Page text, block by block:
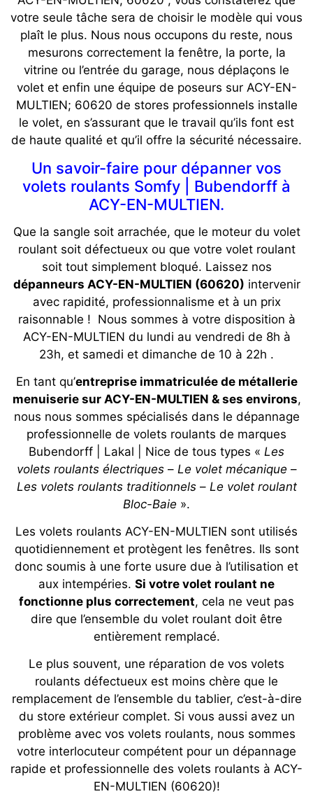
votre seule tâche sera de choisir le modèle qui vous
plaît le plus. Nous nous occupons du reste, nous
mesurons correctement la fenêtre, la porte, la
vitrine ou l’entrée du garage, nous déplaçons le
volet et enfin une équipe de poseurs sur ACY-EN-
MULTIEN; 60620 de stores professionnels installe
le volet, en s’assurant que le travail qu’ils font est
de haute qualité et qu’il offre la sécurité nécessaire.
Un savoir-faire pour dépanner vos
volets roulants Somfy | Bubendorff à
ACY-EN-MULTIEN.
Que la sangle soit arrachée, que le moteur du volet
roulant soit défectueux ou que votre volet roulant
soit tout simplement bloqué. Laissez nos
dépanneurs ACY-EN-MULTIEN (60620) intervenir
avec rapidité, professionnalisme et à un prix
raisonnable ! Nous sommes à votre disposition à
ACY-EN-MULTIEN du lundi au vendredi de 8h à
23h, et samedi et dimanche de 10 à 22h .
En tant qu’entreprise immatriculée de métallerie
menuiserie sur ACY-EN-MULTIEN & ses environs,
nous nous sommes spécialisés dans le dépannage
professionnelle de volets roulants de marques
Bubendorff | Lakal | Nice de tous types « Les
volets roulants électriques– Le volet mécanique –
Les volets roulants traditionnels– Le volet roulant
Bloc-Baie ».
Les volets roulants ACY-EN-MULTIEN sont utilisés
quotidiennement et protègent les fenêtres. Ils sont
donc soumis à une forte usure due à l’utilisation et
aux intempéries. Si votre volet roulant ne
fonctionne plus correctement, cela ne veut pas
dire que l’ensemble du volet roulant doit être
entièrement remplacé.
Le plus souvent, une réparation de vos volets
roulants défectueux est moins chère que le
remplacement de l’ensemble du tablier, c’est-à-dire
du store extérieur complet. Si vous aussi avez un
problème avec vos volets roulants, nous sommes
votre interlocuteur compétent pour un dépannage
rapide et professionnelle des volets roulants à ACY-
EN-MULTIEN (60620)!